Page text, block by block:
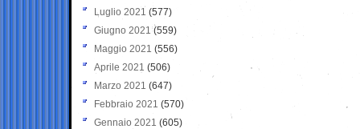
Luglio 2021 (577)
Giugno 2021(559)
Maggio 2021 (556)
Aprile 2021 (506)
Marzo 2021 (647)
Febbraio 2021 (570)
Gennaio 2021 (605)